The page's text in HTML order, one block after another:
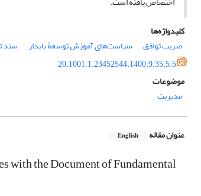
کلیدواژه‌ها
ضریب توافق
سیاست‌های آموزش توسعۀ پایدار
سند
20.1001.1.23452544.1400.9.35.5.5
موضوعات
مدیریت
عنوان مقاله English
with the Document of Fundamental